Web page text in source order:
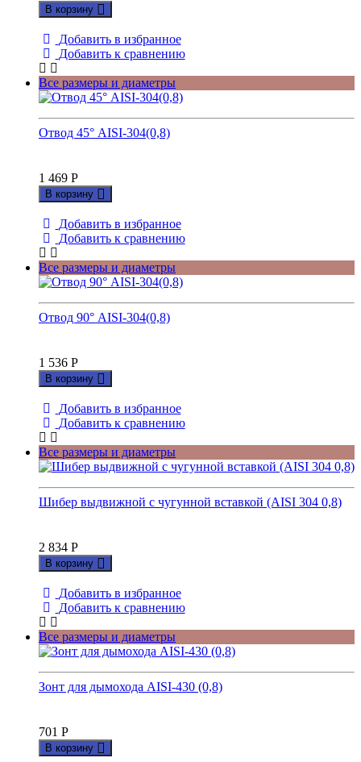
В корзину
Добавить в избранное
Добавить к сравнению
Все размеры и диаметры
Отвод 45° AISI-304(0,8)
1 469 Р
В корзину
Добавить в избранное
Добавить к сравнению
Все размеры и диаметры
Отвод 90° AISI-304(0,8)
1 536 Р
В корзину
Добавить в избранное
Добавить к сравнению
Все размеры и диаметры
Шибер выдвижной с чугунной вставкой (AISI 304 0,8)
2 834 Р
В корзину
Добавить в избранное
Добавить к сравнению
Все размеры и диаметры
Зонт для дымохода AISI-430 (0,8)
701 Р
В корзину